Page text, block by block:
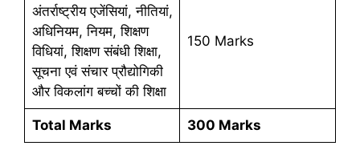
अंतर्राष्ट्रीय एजेंसियां, नीतियां,
अधिनियम, नियम, शिक्षण
विधियां, शिक्षण संबंधी शिक्षा,
सूचना एवं संचार प्रौद्योगिकी
और विकलांग बच्चों की शिक्षा
150 Marks
Total Marks 300 Marks